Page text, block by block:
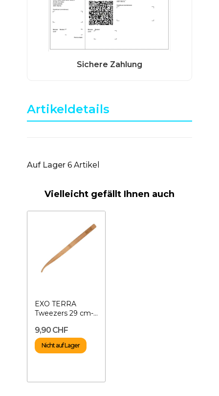
Artikeldetails
Auf Lager 6 Artikel
Vielleicht gefällt Ihnen auch
EXO TERRA
Tweezers 29 cm-
9,90 CHF
Nicht auf Lager